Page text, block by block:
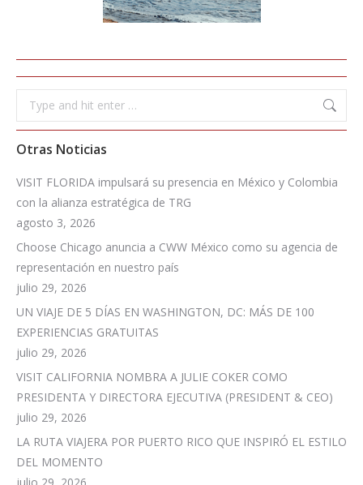
Search:
Otras Noticias
VISIT FLORIDA impulsará su presencia en México y Colombia
con la alianza estratégica de TRG
agosto 3, 2026
Choose Chicago anuncia a CWW México como su agencia de
representación en nuestro país
julio 29, 2026
UN VIAJE DE 5 DÍAS EN WASHINGTON, DC: MÁS DE 100
EXPERIENCIAS GRATUITAS
julio 29, 2026
VISIT CALIFORNIA NOMBRA A JULIE COKER COMO
PRESIDENTA Y DIRECTORA EJECUTIVA (PRESIDENT & CEO)
julio 29, 2026
LA RUTA VIAJERA POR PUERTO RICO QUE INSPIRÓ EL ESTILO
DEL MOMENTO